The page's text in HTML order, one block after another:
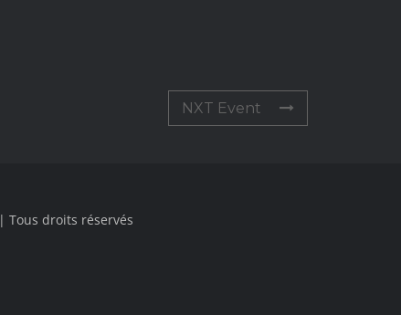
NXT Event
| Tous droits réservés